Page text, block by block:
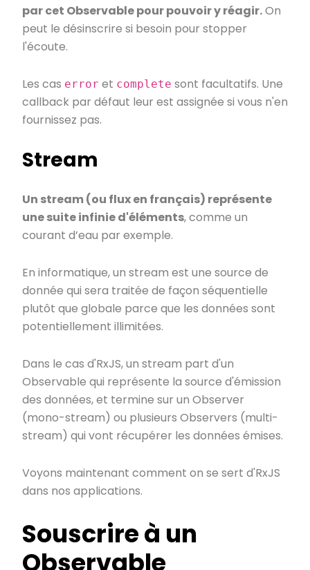
par cet Observable pour pouvoir y réagir.On
peut le désinscrire si besoin pour stopper
l'écoute.
Les cas error et complete sont facultatifs. Une
callback par défaut leur est assignée si vous n'en
fournissez pas.
Stream
Un stream (ou flux en français) représente
une suite infinie d'éléments, comme un
courant d’eau par exemple.
En informatique, un stream est une source de
donnée qui sera traitée de façon séquentielle
plutôt que globale parce que les données sont
potentiellement illimitées.
Dans le cas d'RxJS, un stream part d'un
Observable qui représente la source d'émission
des données, et termine sur un Observer
(mono-stream) ou plusieurs Observers (multi-
stream) qui vont récupérer les données émises.
Voyons maintenant comment on se sert d'RxJS
dans nos applications.
Souscrire à un
Observable